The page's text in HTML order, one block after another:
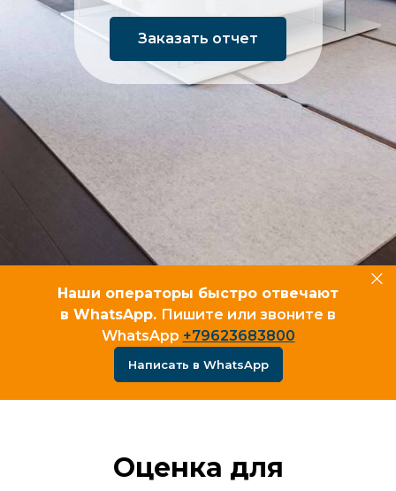
Заказать отчет
Наши операторы быстро отвечают
в WhatsApp. Пишите или звоните в
WhatsApp +79623683800
Написать в WhatsApp
Оценка для